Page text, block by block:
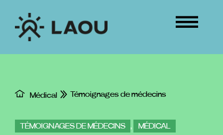
contenu
ÉVÉNEMENTS
CONNEXION
Médical Témoignages de médecins
TÉMOIGNAGES DE MÉDECINS , MÉDICAL